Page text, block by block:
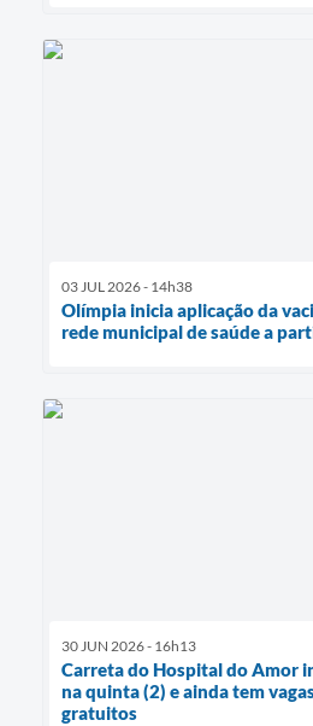
03 JUL 2026 - 14h38
Olímpia inicia aplicação da
rede municipal de saúde a
30 JUN 2026 - 16h13
Carreta do Hospital do Amor
na quinta (2) e ainda tem
gratuitos